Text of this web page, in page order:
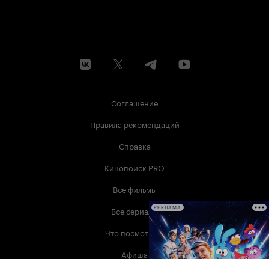
Соглашение
Правила рекомендаций
Справка
Кинопоиск PRO
Все фильмы
Все сериалы
Что посмотреть
Афиша
РЕКЛАМА